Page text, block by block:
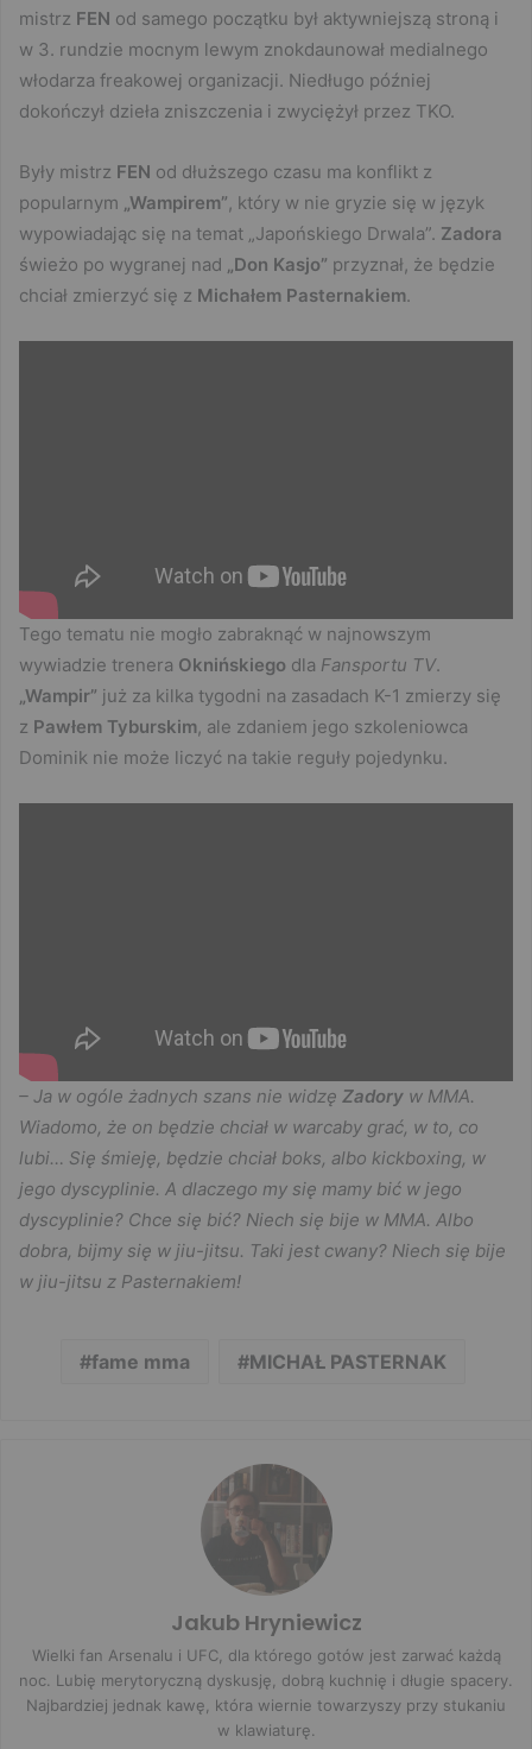
mistrz FEN od samego początku był aktywniejszą stroną i
w 3. rundzie mocnym lewym znokdaunował medialnego
włodarza freakowej organizacji. Niedługo później
dokończył dzieła zniszczenia i zwyciężył przez TKO.
Były mistrz FEN od dłuższego czasu ma konflikt z
popularnym „Wampirem”, który w nie gryzie się w język
wypowiadając się na temat „Japońskiego Drwala”. Zadora
świeżo po wygranej nad
„Don Kasjo” przyznał, że będzie
chciał zmierzyć się z Michałem Pasternakiem.
Tego tematu nie mogło zabraknąć w najnowszym
wywiadzie trenera Oknińskiego dla Fansportu TV.
„Wampir” już za kilka tygodni na zasadach K-1 zmierzy się
z Pawłem Tyburskim, ale zdaniem jego szkoleniowca
Dominik nie może liczyć na takie reguły pojedynku.
– Ja w ogóle żadnych szans nie widzę Zadory w MMA.
Wiadomo, że on będzie chciał w warcaby grać, w to, co
lubi… Się śmieję, będzie chciał boks, albo kickboxing, w
jego dyscyplinie. A dlaczego my się mamy bić w jego
dyscyplinie? Chce się bić? Niech się bije w MMA. Albo
dobra, bijmy się w jiu-jitsu. Taki jest cwany? Niech się bije
w jiu-jitsu z Pasternakiem!
fame mma MICHAŁ PASTERNAK
Jakub Hryniewicz
Wielki fan Arsenalu i UFC, dla którego gotów jest zarwać każdą
noc. Lubię merytoryczną dyskusję, dobrą kuchnię i długie spacery.
Najbardziej jednak kawę, która wiernie towarzyszy przy stukaniu
w klawiaturę.